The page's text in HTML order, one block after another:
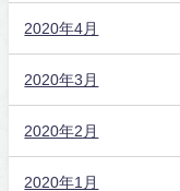
2020年4月
2020年3月
2020年2月
2020年1月